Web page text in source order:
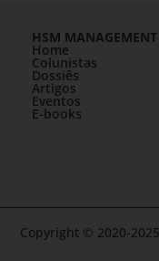
HSM MANAGEMENT
Home
Colunistas
Dossiês
Artigos
Eventos
E-books
Copyright © 2020-